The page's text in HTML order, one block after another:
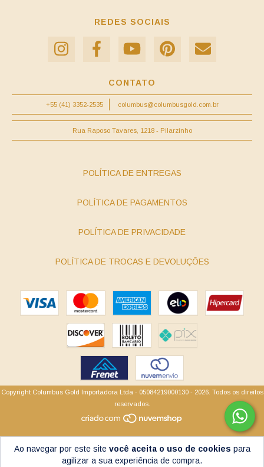
Ao navegar por este site você aceita o uso de cookies para
agilizar a sua experiência de compra.
REDES SOCIAIS
CONTATO
+55 (41) 3352-2535 columbus@columbusgold.com.br
Rua Raposo Tavares, 1218 - Pilarzinho
POLÍTICA DE ENTREGAS
POLÍTICA DE PAGAMENTOS
POLÍTICA DE PRIVACIDADE
POLÍTICA DE TROCAS E DEVOLUÇÕES
Copyright Columbus Gold Importadora Ltda - 05084219000130 - 2026. Todos os direitos
reservados.